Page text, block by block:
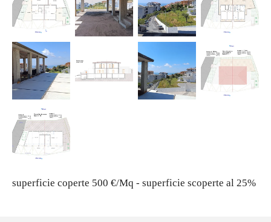
superficie coperte 500 €/Mq - superficie scoperte al 25%